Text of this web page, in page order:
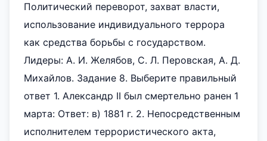
Политический переворот, захват власти,
использование индивидуального террора
как средства борьбы с государством.
Лидеры: А. И. Желябов, С. Л. Перовская, А. Д.
Михайлов. Задание 8. Выберите правильный
ответ 1. Александр II был смертельно ранен 1
марта: Ответ: в) 1881 г. 2. Непосредственным
исполнителем террористического акта,